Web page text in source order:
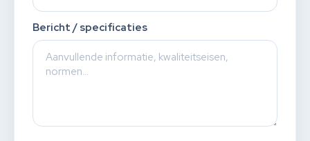
Bericht / specificaties